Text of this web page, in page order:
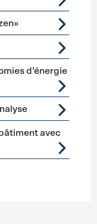
d’énergie
avec